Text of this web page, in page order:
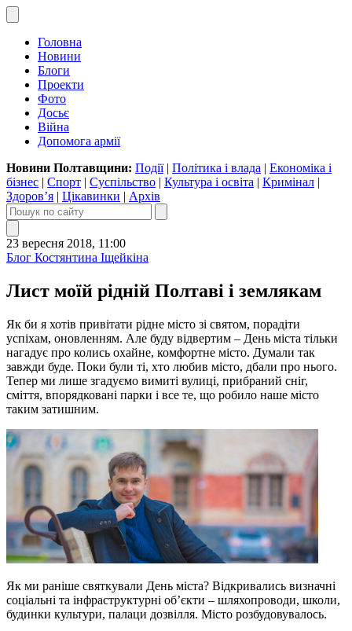
Головна
Новини
Блоги
Проекти
Фото
Досьє
Війна
Допомога армії
Новини Полтавщини: Події| Політика і влада | Економіка і
бізнес | Спорт | Суспільство | Культура і освіта | Кримінал |
Здоров’я | Цікавинки | Архів
23 вересня 2018, 11:00
Блог Костянтина Іщейкіна
Лист моїй рідній Полтаві і землякам
Як би я хотів привітати рідне місто зі святом, порадіти
успіхам, оновленням. Але буду відвертим – День міста тільки
нагадує про колись охайне, комфортне місто. Думали так
завжди буде. Поки були ті, хто любив місто, дбали про нього.
Тепер ми лише згадуємо вимиті вулиці, прибраний сніг,
сміття, впорядковані парки і все те, що робило наше місто
таким затишним.
Як ми раніше святкували День міста? Відкривались визначні
соціальні та інфраструктурні об’єкти – шляхопроводи, школи,
будинки культури, палаци дозвілля. Місто розбудовувалось.